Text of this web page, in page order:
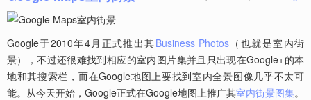
Google于2010年4月正式推出其Business Photos （也就是室内街
景），不过还很难找到相应的室内图片集并且只出现在Google+的本
地和其搜索栏，而在Google地图上要找到室内全景图像几乎不太可
能。从今天开始，Google正式在Google地图上推广其室内街景图集。